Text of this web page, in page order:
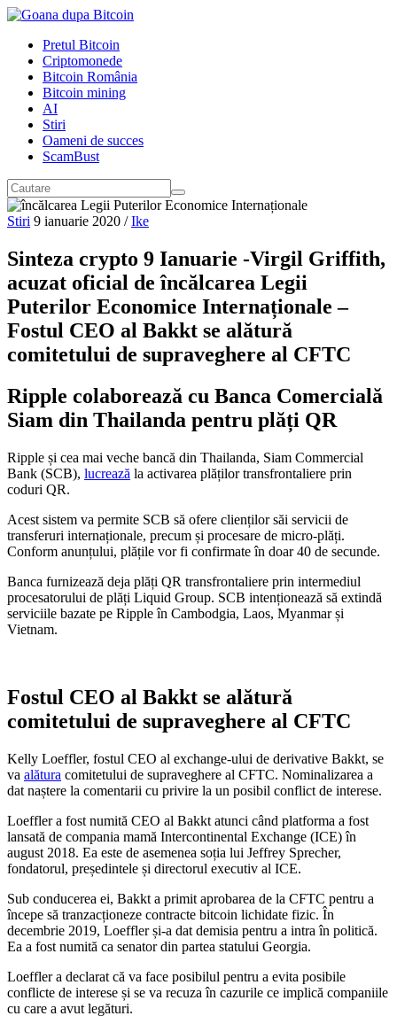
Pretul Bitcoin
Criptomonede
Bitcoin România
Bitcoin mining
AI
Stiri
Oameni de succes
ScamBust
Stiri 9 ianuarie 2020 / Ike
Sinteza crypto 9 Ianuarie -Virgil Griffith,
acuzat oficial de încălcarea Legii
Puterilor Economice Internaționale –
Fostul CEO al Bakkt se alătură
comitetului de supraveghere al CFTC
Ripple colaborează cu Banca Comercială
Siam din Thailanda pentru plăți QR
Ripple și cea mai veche bancă din Thailanda, Siam Commercial
Bank (SCB), lucrează la activarea plăților transfrontaliere prin
coduri QR.
Acest sistem va permite SCB să ofere clienților săi servicii de
transferuri internaționale, precum și procesare de micro-plăți.
Conform anunțului, plățile vor fi confirmate în doar 40 de secunde.
Banca furnizează deja plăți QR transfrontaliere prin intermediul
procesatorului de plăți Liquid Group. SCB intenționează să extindă
serviciile bazate pe Ripple în Cambodgia, Laos, Myanmar și
Vietnam.
Fostul CEO al Bakkt se alătură
comitetului de supraveghere al CFTC
Kelly Loeffler, fostul CEO al exchange-ului de derivative Bakkt, se
va alătura comitetului de supraveghere al CFTC. Nominalizarea a
dat naștere la comentarii cu privire la un posibil conflict de interese.
Loeffler a fost numită CEO al Bakkt atunci când platforma a fost
lansată de compania mamă Intercontinental Exchange (ICE) în
august 2018. Ea este de asemenea soția lui Jeffrey Sprecher,
fondatorul, președintele și directorul executiv al ICE.
Sub conducerea ei, Bakkt a primit aprobarea de la CFTC pentru a
începe să tranzacționeze contracte bitcoin lichidate fizic. În
decembrie 2019, Loeffler și-a dat demisia pentru a intra în politică.
Ea a fost numită ca senator din partea statului Georgia.
Loeffler a declarat că va face posibilul pentru a evita posibile
conflicte de interese și se va recuza în cazurile ce implică companiile
cu care a avut legături.